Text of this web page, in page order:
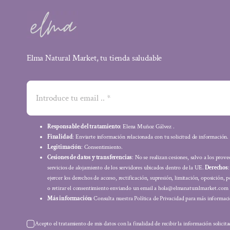
Elma Natural Market, tu tienda saludable
Responsable del tratamiento: Elena Muñoz Gálvez .
Finalidad: Enviarte información relacionada con tu solicitud de información.
Legitimación: Consentimiento.
Cesiones de datos y transferencias: No se realizan cesiones, salvo a los
servicios de alojamiento de los servidores ubicados dentro de la UE.Derechos
ejercer los derechos de acceso, rectificación, supresión, limitación, oposición,
o retirar el consentimiento enviando un email a hola@elmanaturalmarket.com
Más información: Consulta nuestra Política de Privacidad para más
Acepto el tratamiento de mis datos con la finalidad de recibir la información